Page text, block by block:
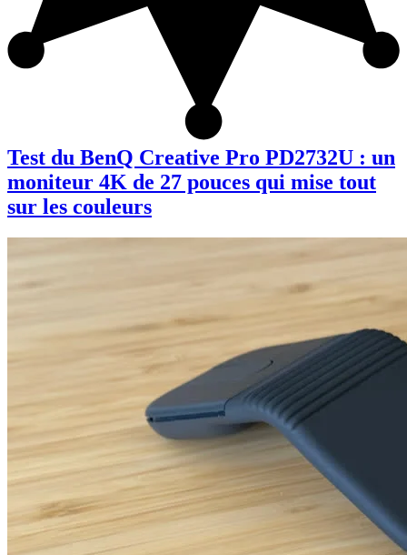
Test du BenQ Creative Pro PD2732U : un
moniteur 4K de 27 pouces qui mise tout
sur les couleurs